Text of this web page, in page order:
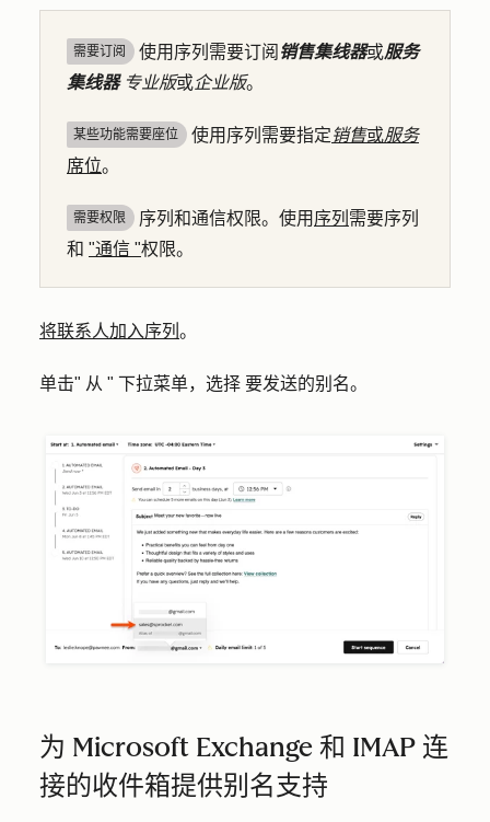
需要订阅 使用序列需要订阅 销售集线器或服务
集线器 专业版或企业版。
某些功能需要座位 使用序列需要指定销售或服务
席位。
需要权限 序列和通信权限。使用 序列 需要序列
和 "通信 "权限。
将联系人加入序列 。
单击" 从 " 下拉菜单，选择 要发送的别名。
为 Microsoft Exchange 和 IMAP 连
接的收件箱提供别名支持